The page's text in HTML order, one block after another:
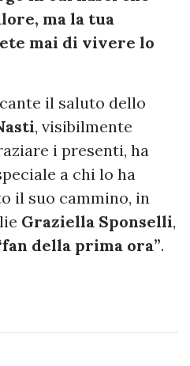
ma la tua
mai di vivere lo
il saluto dello
, visibilmente
i presenti, ha
a chi lo ha
il suo cammino, in
Graziella Sponselli,
della prima ora”.